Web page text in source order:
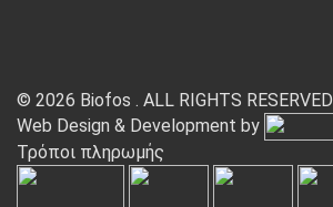
© 2026 Biofos . ALL RIGHTS RESERVED
Web Design & Development by
Τρόποι πληρωμής